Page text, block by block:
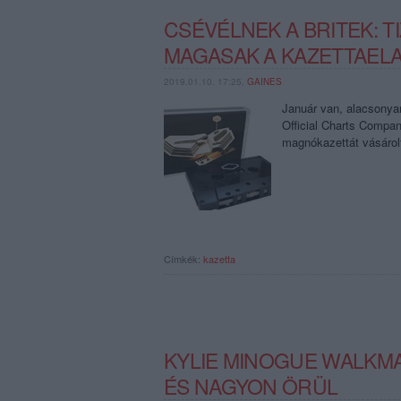
CSÉVÉLNEK A BRITEK:
MAGASAK A
2019.01.10. 17:25, GAINES
Január van,
Official Charts
magnókazettát
Címkék: kazetta
KYLIE MINOGUE
ÉS NAGYON ÖRÜL